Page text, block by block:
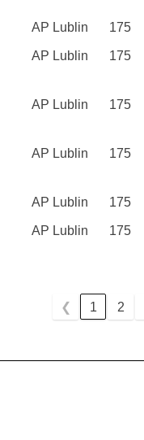
AP Lublin 175
AP Lublin 175
AP Lublin 175
AP Lublin 175
AP Lublin 175
AP Lublin 175
❮ 1 2